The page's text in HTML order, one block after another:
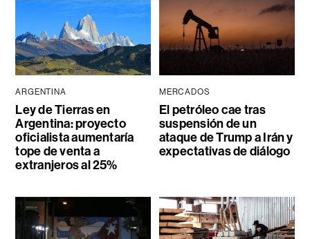
ARGENTINA
Ley de Tierras en
Argentina: proyecto
oficialista aumentaría
tope de venta a
extranjeros al 25%
MERCADOS
El petróleo cae tras
suspensión de un
ataque de Trump a Irán y
expectativas de diálogo